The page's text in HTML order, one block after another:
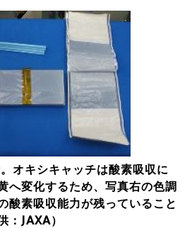
オキシキャッチは酸素吸収に
へ変化するため、写真右の色調
酸素吸収能力が残っていること
：JAXA）